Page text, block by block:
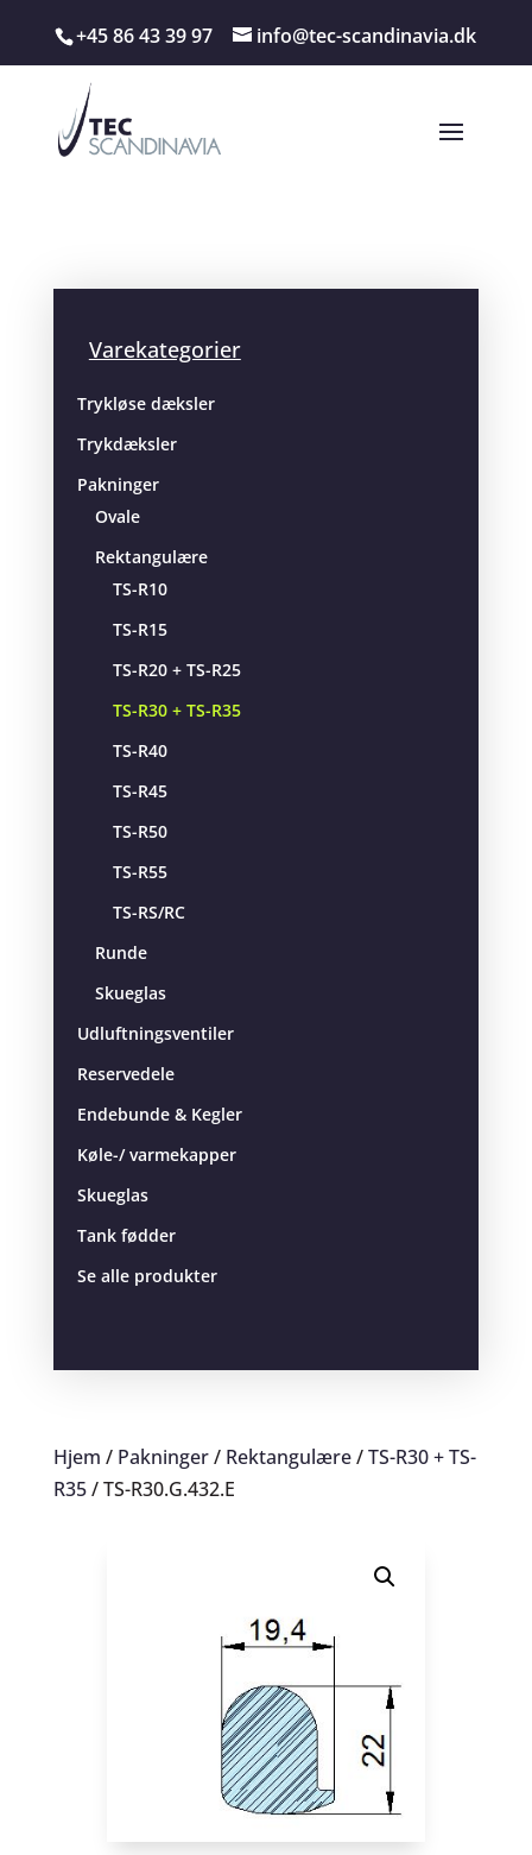
+45 86 43 39 97 info@tec-scandinavia.dk
Varekategorier
Trykløse dæksler
Trykdæksler
Pakninger
Ovale
Rektangulære
TS-R10
TS-R15
TS-R20 + TS-R25
TS-R30 + TS-R35
TS-R40
TS-R45
TS-R50
TS-R55
TS-RS/RC
Runde
Skueglas
Udluftningsventiler
Reservedele
Endebunde & Kegler
Køle-/ varmekapper
Skueglas
Tank fødder
Se alle produkter
Hjem / Pakninger/ Rektangulære/TS-R30 + TS-
R35/ TS-R30.G.432.E